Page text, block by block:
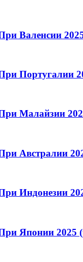
Валенсии
Португалии
Малайзии
Австралии
Индонезии
Японии 2025